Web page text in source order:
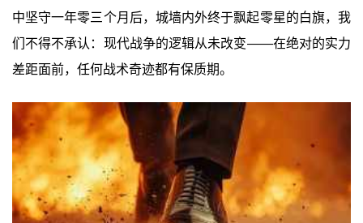
中坚守一年零三个月后，城墙内外终于飘起零星的白旗，我
们不得不承认：现代战争的逻辑从未改变——在绝对的实力
差距面前，任何战术奇迹都有保质期。